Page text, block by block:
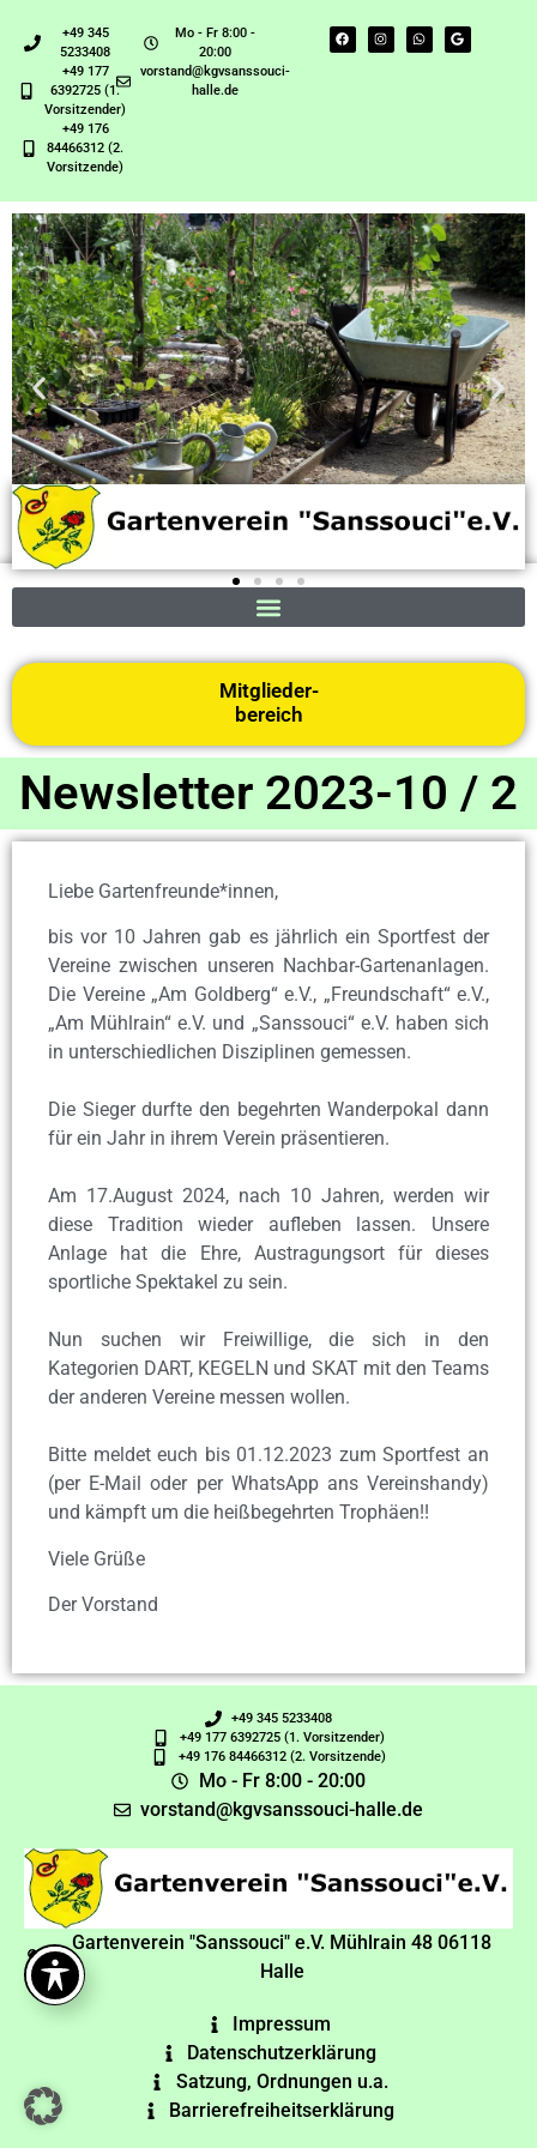
+49 345
5233408
+49 177
6392725 (1.
Vorsitzender)
+49 176
84466312 (2.
Vorsitzende)
Mo - Fr 8:00 -
20:00
vorstand@kgvsanssouci-
halle.de
Mitglieder-
bereich
Newsletter 2023-10 / 2
Liebe Gartenfreunde*innen,
bis vor 10 Jahren gab es jährlich ein Sportfest der
Vereine zwischen unseren Nachbar-Gartenanlagen.
Die Vereine „Am Goldberg“ e.V., „Freundschaft“ e.V.,
„Am Mühlrain“ e.V. und „Sanssouci“ e.V. haben sich
in unterschiedlichen Disziplinen gemessen.
Die Sieger durfte den begehrten Wanderpokal dann
für ein Jahr in ihrem Verein präsentieren.
Am 17.August 2024, nach 10 Jahren, werden wir
diese Tradition wieder aufleben lassen. Unsere
Anlage hat die Ehre, Austragungsort für dieses
sportliche Spektakel zu sein.
Nun suchen wir Freiwillige, die sich in den
Kategorien DART, KEGELN und SKAT mit den Teams
der anderen Vereine messen wollen.
Bitte meldet euch bis 01.12.2023 zum Sportfest an
(per E-Mail oder per WhatsApp ans Vereinshandy)
und kämpft um die heißbegehrten Trophäen!!
Viele Grüße
Der Vorstand
+49 345 5233408
+49 177 6392725 (1. Vorsitzender)
+49 176 84466312 (2. Vorsitzende)
Mo - Fr 8:00 - 20:00
vorstand@kgvsanssouci-halle.de
Gartenverein "Sanssouci" e.V. Mühlrain 48 06118
Halle
Impressum
Datenschutzerklärung
Satzung, Ordnungen u.a.
Barrierefreiheitserklärung